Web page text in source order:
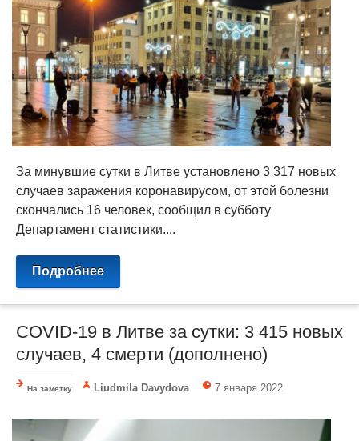
За минувшие сутки в Литве установлено 3 317 новых
случаев заражения коронавирусом, от этой болезни
скончались 16 человек, сообщил в субботу
Департамент статистики....
Подробнее
COVID-19 в Литве за сутки: 3 415 новых
случаев, 4 смерти (дополнено)
На заметку Liudmila Davydova 7 января 2022